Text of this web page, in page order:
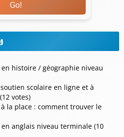
Go!
histoire / géographie niveau
scolaire en ligne et à
votes)
la place : comment trouver le
anglais niveau terminale (10